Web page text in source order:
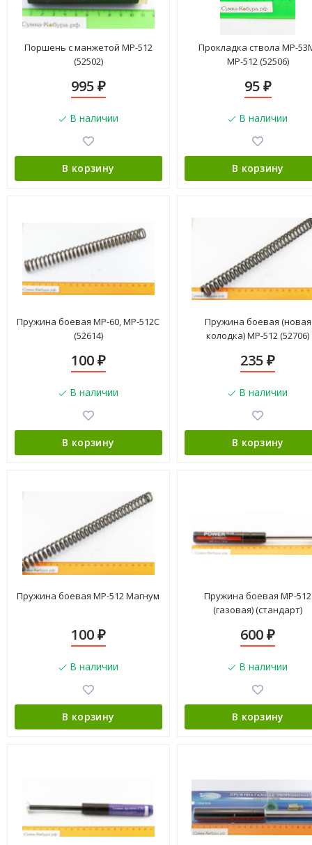
Поршень с манжетой МР-512
(52502)
995 ₽
В наличии
В корзину
Прокладка ствола МР-
МР-512 (52506)
95 ₽
В наличии
В корзину
Пружина боевая МР-60, МР-512С
(52614)
100 ₽
В наличии
В корзину
Пружина боевая (новая
колодка) МР-512 (52706)
235₽
В наличии
В корзину
Пружина боевая МР-512 Магнум
100 ₽
В наличии
В корзину
Пружина боевая МР-512
(газовая) (стандарт)
600₽
В наличии
В корзину